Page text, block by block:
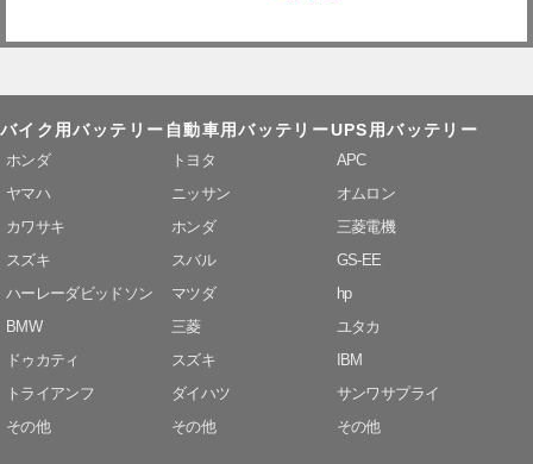
バイク用バッテリー
ホンダ
ヤマハ
カワサキ
スズキ
ハーレーダビッドソン
BMW
ドゥカティ
トライアンフ
その他
自動車用バッテリー
トヨタ
ニッサン
ホンダ
スバル
マツダ
三菱
スズキ
ダイハツ
その他
UPS用バッテリー
APC
オムロン
三菱電機
GS-EE
hp
ユタカ
IBM
サンワサプライ
その他